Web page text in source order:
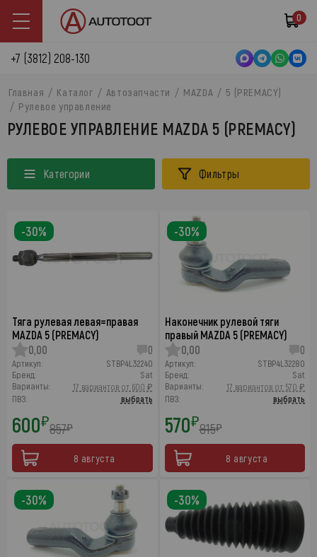
0
+7 (3812) 208-130
Главная Каталог Автозапчасти MAZDA
5 (PREMACY)
Рулевое управление
РУЛЕВОЕ УПРАВЛЕНИЕ MAZDA 5 (PREMACY)
Категории Фильтры
Тяга рулевая левая=правая
MAZDA 5 (PREMACY)
0,00
0
Артикул:
STBP4L32240
Бренд:
Sat
Варианты:
17 вариантов от 600 ₽
ПВЗ:
выбрать
600₽857₽
8 августа
-30%
Наконечник рулевой тяги
правый MAZDA 5 (PREMACY)
0,00
0
Артикул:
STBP4L32280
Бренд:
Sat
Варианты:
17 вариантов от 570 ₽
ПВЗ:
выбрать
570₽815₽
8 августа
-30%
-30% -30%